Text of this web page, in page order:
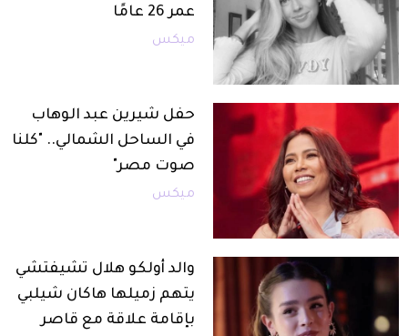
عمر 26 عامًا
ميكس
حفل شيرين عبد الوهاب
في الساحل الشمالي.. "كلنا
صوت مصر"
ميكس
والد أولكو هلال تشيفتشي
يتهم زميلها هاكان شيلبي
بإقامة علاقة مع قاصر